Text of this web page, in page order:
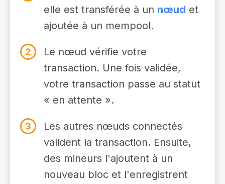
elle est transférée à un nœud et
ajoutée à un mempool.
Le nœud vérifie votre
transaction. Une fois validée,
votre transaction passe au statut
« en attente ».
Les autres nœuds connectés
valident la transaction. Ensuite,
des mineurs l'ajoutent à un
nouveau bloc et l'enregistrent